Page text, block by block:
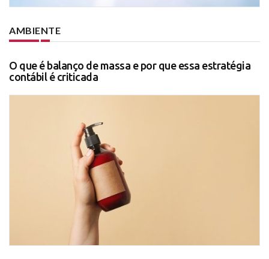
AMBIENTE
O que é balanço de massa e por que essa estratégia
contábil é criticada